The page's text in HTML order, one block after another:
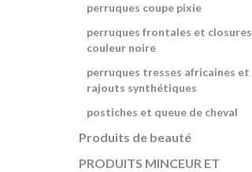
perruques coupe pixie
perruques frontales et closures
couleur noire
perruques tresses africaines et
rajouts synthétiques
postiches et queue de cheval
Produits de beauté
PRODUITS MINCEUR ET